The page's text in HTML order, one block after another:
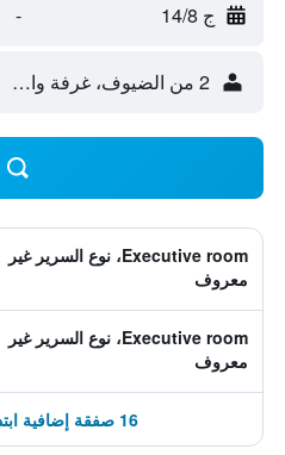
ج 14/8 -
2 من الضيوف، غرفة واحدة
Executive room، نوع السرير غير
معروف
Executive room، نوع السرير غير
معروف
16 صفقة إضافية ابتداءً من 441 ﷼